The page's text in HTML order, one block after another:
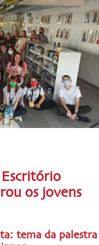
os jovens
tema da palestra